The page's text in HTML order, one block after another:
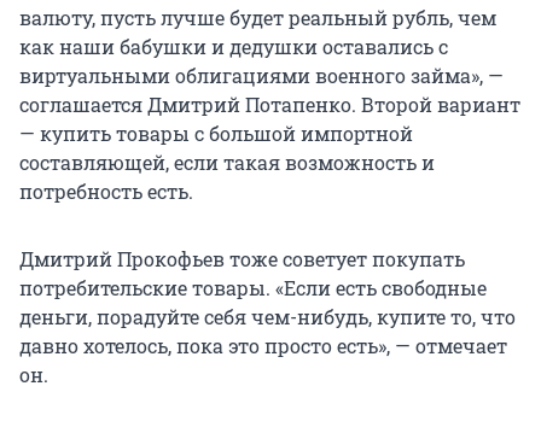
валюту, пусть лучше будет реальный рубль, чем
как наши бабушки и дедушки оставались с
виртуальными облигациями военного займа», —
соглашается Дмитрий Потапенко. Второй вариант
— купить товары с большой импортной
составляющей, если такая возможность и
потребность есть.
Дмитрий Прокофьев тоже советует покупать
потребительские товары. «Если есть свободные
деньги, порадуйте себя чем-нибудь, купите то, что
давно хотелось, пока это просто есть», — отмечает
он.